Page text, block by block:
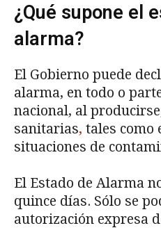
¿Qué supone el
alarma?
El Gobierno puede
alarma, en todo o
nacional, al
sanitarias, tales como
situaciones de
El Estado de Alarma
quince días. Sólo se
autorización expresa